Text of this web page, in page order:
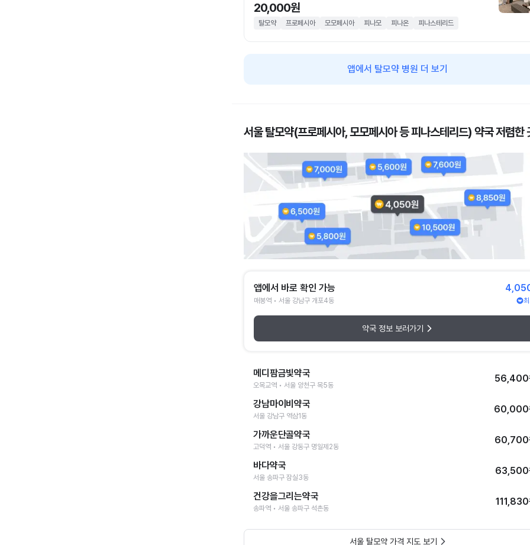
20,000원
탈모약 프로페시아 모모페시아 피나모 피나온 피나스테리드
앱에서 탈모약 병원 더 보기
서울 탈모약(프로페시아, 모모페시아 등 피나스테리드) 약국 저렴한
앱에서 바로 확인 가능
매봉역 • 서울 강남구 개포4동
약국 정보 보러가기
메디팜금빛약국
오목교역 • 서울 양천구 목5동
56,400
강남마이비약국
서울 강남구 역삼1동
60,000
가까운단골약국
고덕역 • 서울 강동구 명일제2동
60,700
바다약국
서울 송파구 잠실3동
63,500
건강을그리는약국
송파역 • 서울 송파구 석촌동
서울 탈모약 가격 지도 보기